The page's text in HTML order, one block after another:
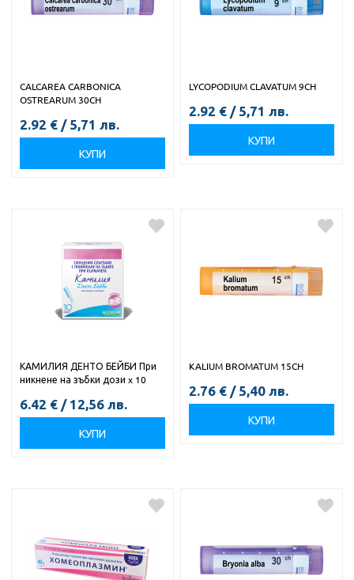
CALCAREA CARBONICA
OSTREARUM 30CH
2.92 € / 5,71 лв.
КУПИ
LYCOPODIUM CLAVATUM 9CH
2.92 € / 5,71 лв.
КУПИ
КАМИЛИЯ ДЕНТО БЕЙБИ При
никнене на зъбки дози x 10
6.42 € / 12,56 лв.
КУПИ
KALIUM BROMATUM 15CH
2.76 € / 5,40 лв.
КУПИ